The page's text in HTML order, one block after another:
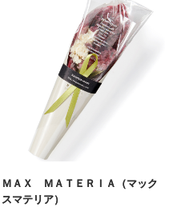
ＭＡＸ ＭＡＴＥＲＩＡ（マック
スマテリア）